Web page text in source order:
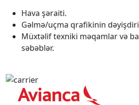
Hava şəraiti.
Gəlmə/uçma qrafikinin
Müxtəlif texniki məqamlar və
səbəblər.